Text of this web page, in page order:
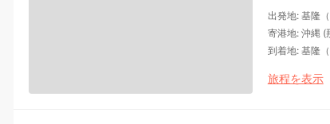
出発地: 基隆
寄港地: 沖縄 (
到着地: 基隆
旅程を表示